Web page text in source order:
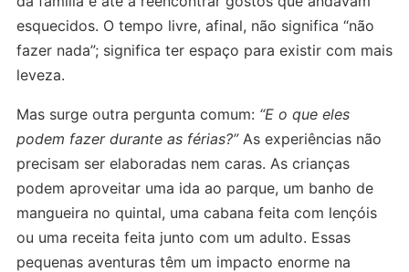
esquecidos. O tempo livre, afinal, não significa “não
fazer nada”; significa ter espaço para existir com mais
leveza.
Mas surge outra pergunta comum: “E o que eles
podem fazer durante as férias?”As experiências não
precisam ser elaboradas nem caras. As crianças
podem aproveitar uma ida ao parque, um banho de
mangueira no quintal, uma cabana feita com lençóis
ou uma receita feita junto com um adulto. Essas
pequenas aventuras têm um impacto enorme na